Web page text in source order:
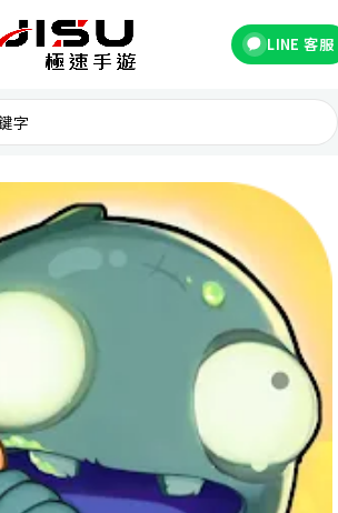
LINE 客服